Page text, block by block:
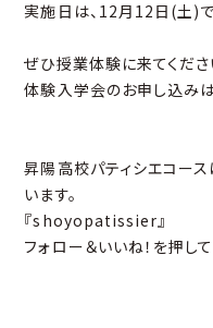
実施日は、12月12日(土)で
ぜひ授業体験に来てくだ
体験入学会のお申し込み
昇陽高校パティシエコー
います。
『shoyopatissier』
フォロー＆いいね！を押し